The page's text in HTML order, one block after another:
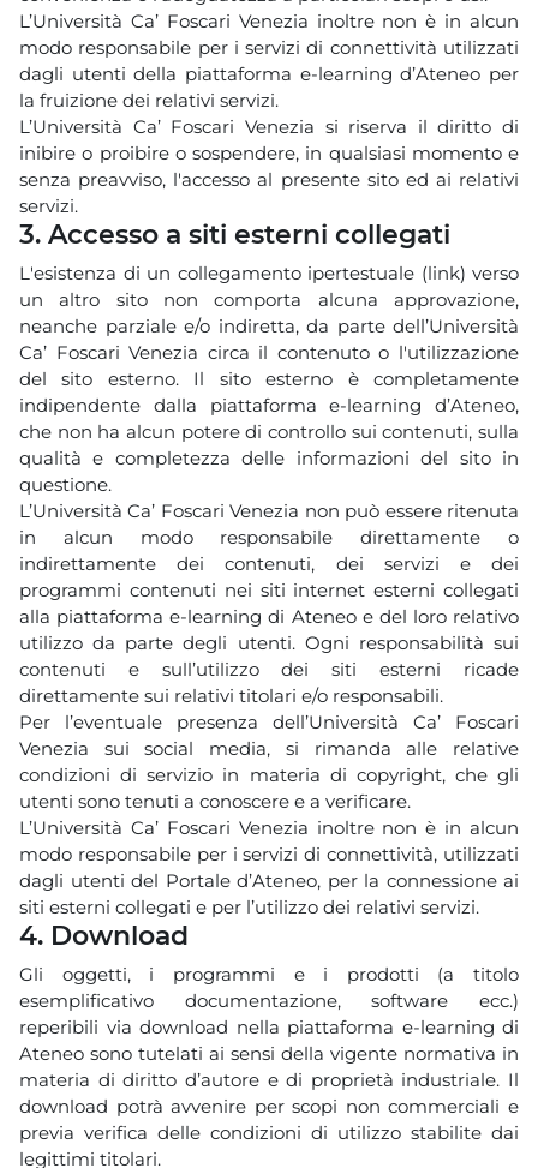
L’Università Ca’ Foscari Venezia inoltre non è in alcun
modo responsabile per i servizi di connettività utilizzati
dagli utenti della piattaforma e-learning d’Ateneo per
la fruizione dei relativi servizi.
L’Università Ca’ Foscari Venezia si riserva il diritto di
inibire o proibire o sospendere, in qualsiasi momento e
senza preavviso, l'accesso al presente sito ed ai relativi
servizi.
3. Accesso a siti esterni collegati
L'esistenza di un collegamento ipertestuale (link) verso
un altro sito non comporta alcuna approvazione,
neanche parziale e/o indiretta, da parte dell’Università
Ca’ Foscari Venezia circa il contenuto o l'utilizzazione
del sito esterno. Il sito esterno è completamente
indipendente dalla piattaforma e-learning d’Ateneo,
che non ha alcun potere di controllo sui contenuti, sulla
qualità e completezza delle informazioni del sito in
questione.
L’Università Ca’ Foscari Venezia non può essere ritenuta
in alcun modo responsabile direttamente o
indirettamente dei contenuti, dei servizi e dei
programmi contenuti nei siti internet esterni collegati
alla piattaforma e-learning di Ateneo e del loro relativo
utilizzo da parte degli utenti. Ogni responsabilità sui
contenuti e sull’utilizzo dei siti esterni ricade
direttamente sui relativi titolari e/o responsabili.
Per l’eventuale presenza dell’Università Ca’ Foscari
Venezia sui social media, si rimanda alle relative
condizioni di servizio in materia di copyright, che gli
utenti sono tenuti a conoscere e a verificare.
L’Università Ca’ Foscari Venezia inoltre non è in alcun
modo responsabile per i servizi di connettività, utilizzati
dagli utenti del Portale d’Ateneo, per la connessione ai
siti esterni collegati e per l’utilizzo dei relativi servizi.
4. Download
Gli oggetti, i programmi e i prodotti (a titolo
esemplificativo documentazione, software ecc.)
reperibili via download nella piattaforma e-learning di
Ateneo sono tutelati ai sensi della vigente normativa in
materia di diritto d’autore e di proprietà industriale. Il
download potrà avvenire per scopi non commerciali e
previa verifica delle condizioni di utilizzo stabilite dai
legittimi titolari.